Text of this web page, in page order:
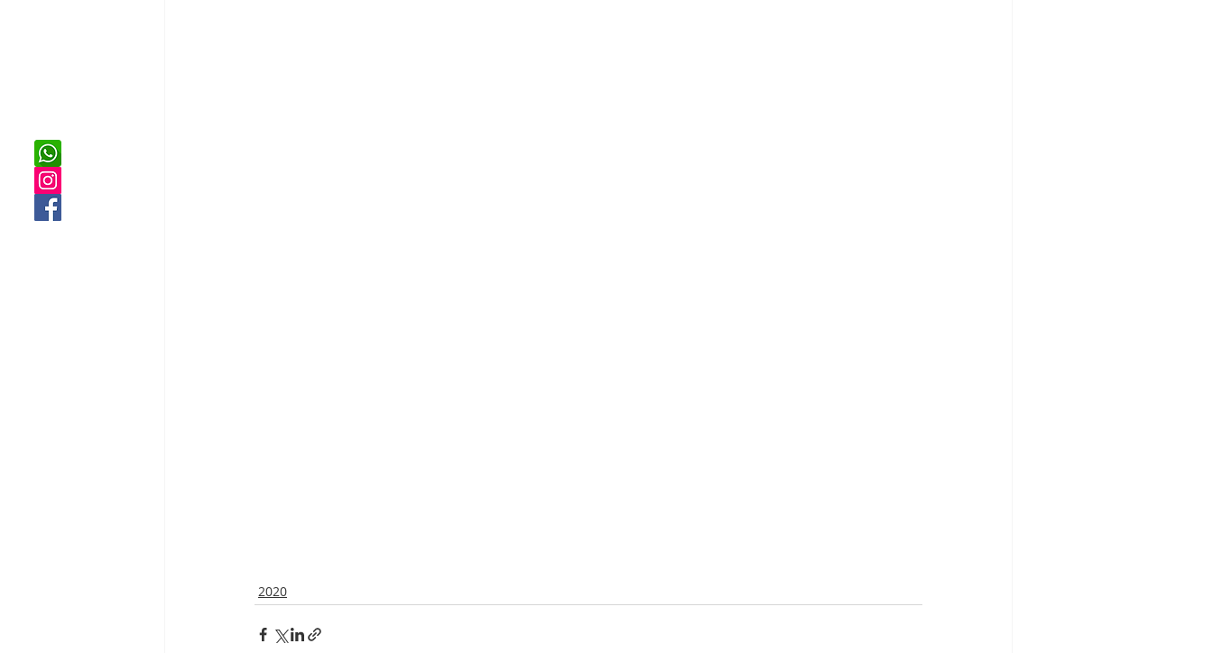
2020